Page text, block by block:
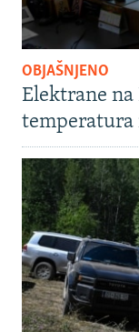
OBJAŠNJENO
Elektrane
temperatura